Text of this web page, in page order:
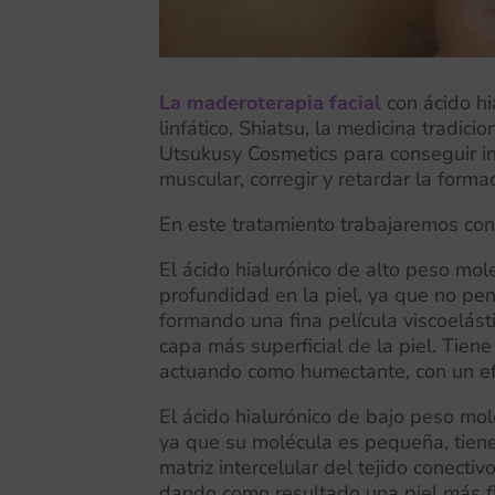
La maderoterapia facial con ácido
linfático, Shiatsu, la medicina
Utsukusy Cosmetics para conseguir
muscular, corregir y retardar la
En este tratamiento trabajaremos
El ácido hialurónico de alto peso
profundidad en la piel, ya que no
formando una fina película
capa más superficial de la piel.
actuando como humectante, con un
El ácido hialurónico de bajo peso
ya que su molécula es pequeña,
matriz intercelular del tejido